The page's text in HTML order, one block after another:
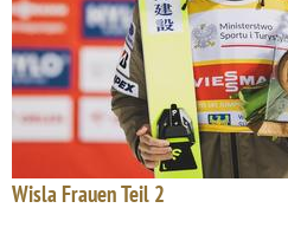
Wisla Frauen Teil 2